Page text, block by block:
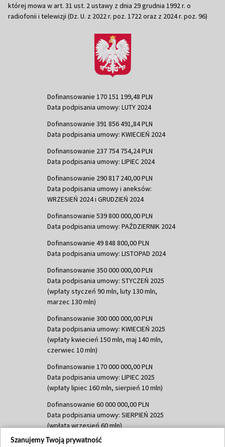
której mowa w art. 31 ust. 2 ustawy z dnia 29 grudnia 1992 r. o
radiofonii i telewizji (Dz. U. z 2022 r. poz. 1722 oraz z 2024 r. poz. 96)
Dofinansowanie 170 151 199,48 PLN
Data podpisania umowy: LUTY 2024
Dofinansowanie 391 856 491,84 PLN
Data podpisania umowy: KWIECIEŃ 2024
Dofinansowanie 237 754 754,24 PLN
Data podpisania umowy: LIPIEC 2024
Dofinansowanie 290 817 240,00 PLN
Data podpisania umowy i aneksów:
WRZESIEŃ 2024 i GRUDZIEŃ 2024
Dofinansowanie 539 800 000,00 PLN
Data podpisania umowy: PAŹDZIERNIK 2024
Dofinansowanie 49 848 800,00 PLN
Data podpisania umowy: LISTOPAD 2024
Dofinansowanie 350 000 000,00 PLN
Data podpisania umowy: STYCZEŃ 2025
(wpłaty styczeń 90 mln, luty 130 mln,
marzec 130 mln)
Dofinansowanie 300 000 000,00 PLN
Data podpisania umowy: KWIECIEŃ 2025
(wpłaty kwiecień 150 mln, maj 140 mln,
czerwiec 10 mln)
Dofinansowanie 170 000 000,00 PLN
Data podpisania umowy: LIPIEC 2025
(wpłaty lipiec 160 mln, sierpień 10 mln)
Dofinansowanie 60 000 000,00 PLN
Data podpisania umowy: SIERPIEŃ 2025
(wpłata wrzesień 60 mln)
Dofinansowanie 635 783 051,21 PLN
Szanujemy Twoją prywatność